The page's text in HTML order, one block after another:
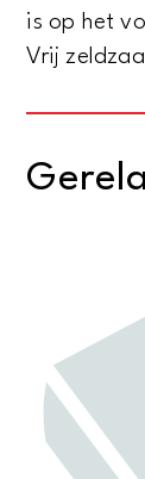
is op het
Vrij